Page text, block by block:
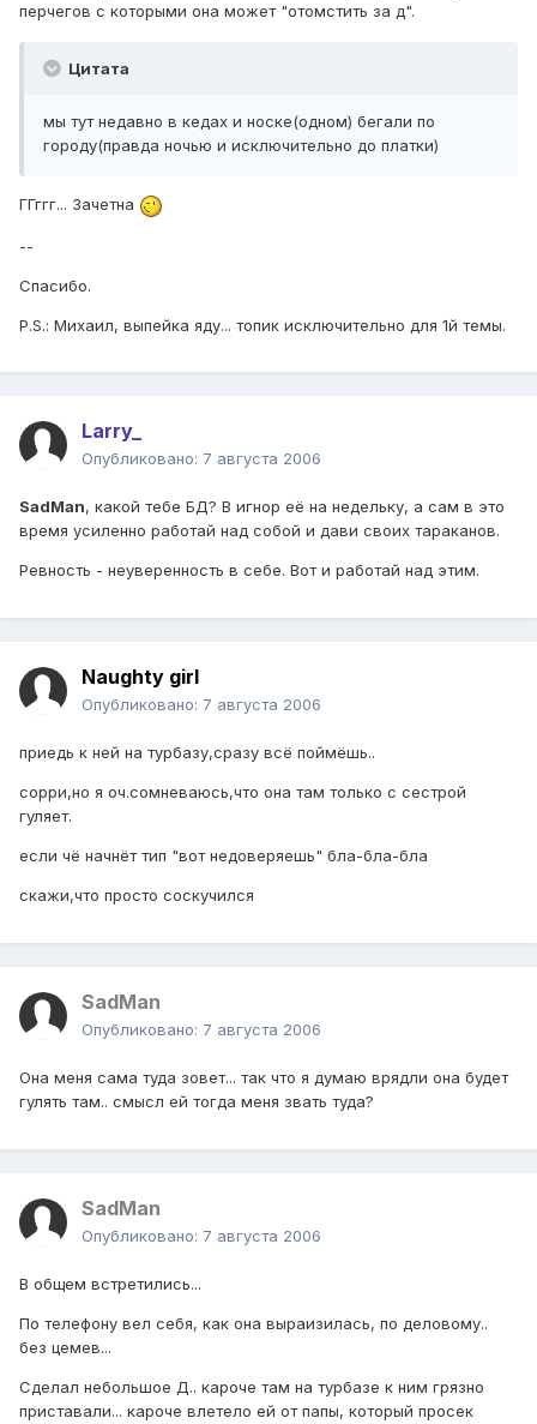
перчегов с которыми она может "отомстить за д".
Цитата
мы тут недавно в кедах и носке(одном) бегали по
городу(правда ночью и исключительно до платки)
ГГггг... Зачетна
--
Спасибо.
P.S.: Михаил, выпейка яду... топик исключительно для 1й темы.
Larry_
Опубликовано: 7 августа 2006
SadMan, какой тебе БД? В игнор её на недельку, а сам в это
время усиленно работай над собой и дави своих тараканов.
Ревность - неуверенность в себе. Вот и работай над этим.
Naughty girl
Опубликовано: 7 августа 2006
приедь к ней на турбазу,сразу всё поймёшь..
сорри,но я оч.сомневаюсь,что она там только с сестрой
гуляет.
если чё начнёт тип "вот недоверяешь" бла-бла-бла
скажи,что просто соскучился
SadMan
Опубликовано: 7 августа 2006
Она меня сама туда зовет... так что я думаю врядли она будет
гулять там.. смысл ей тогда меня звать туда?
SadMan
Опубликовано: 7 августа 2006
В общем встретились...
По телефону вел себя, как она выраизилась, по деловому..
без цемев...
Сделал небольшое Д.. кароче там на турбазе к ним грязно
приставали... кароче влетело ей от папы, который просек